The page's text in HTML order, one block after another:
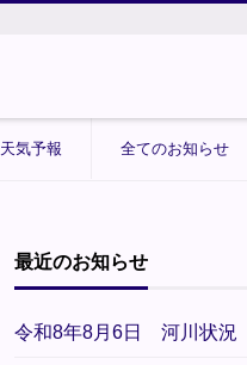
天気予報 全てのお知らせ
最近のお知らせ
令和8年8月6日 河川状況